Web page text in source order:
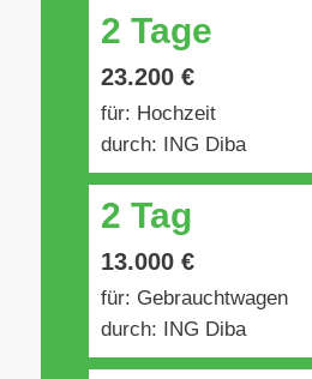
2 Tage
23.200 €
für: Hochzeit
durch: ING Diba
2 Tag
13.000 €
für: Gebrauchtwagen
durch: ING Diba